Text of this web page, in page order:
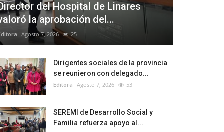
del Hospital de Linares
la aprobación del...
Agosto 7, 2026 25
Dirigentes sociales de la provincia
se reunieron con delegado...
Editora Agosto 7, 2026 53
SEREMI de Desarrollo Social y
Familia refuerza apoyo al...